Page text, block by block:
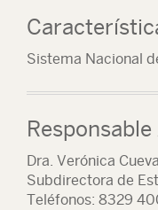
Sistema Nacional
Dra. Verónica
Subdirectora de
Teléfonos: 8329